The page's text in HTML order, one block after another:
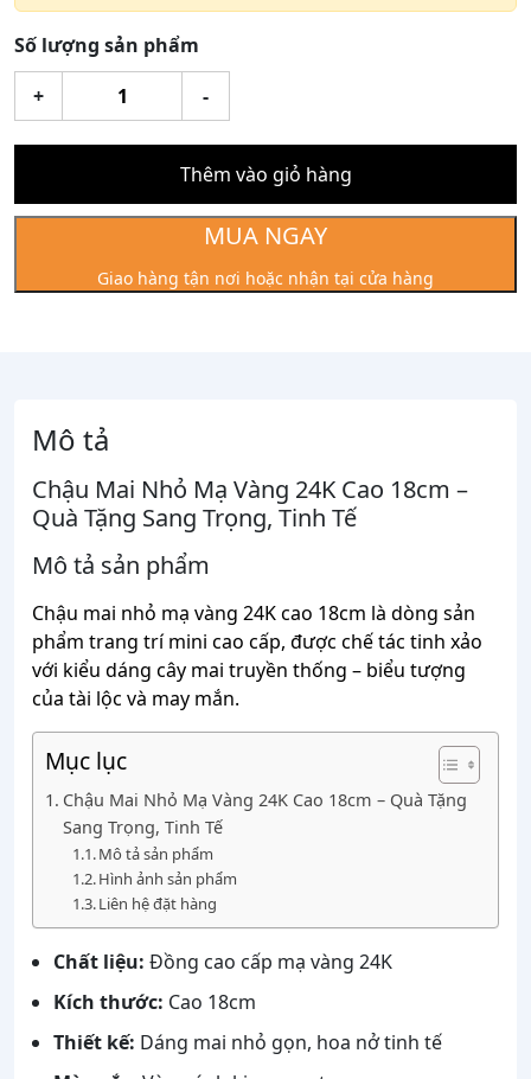
Số lượng sản phẩm
-
Mai
Nhỏ
Vàng
18cm
+
Thêm vào giỏ hàng
MUA NGAY
Giao hàng tận nơi hoặc nhận tại cửa hàng
Mô tả
Chậu Mai Nhỏ Mạ Vàng 24K Cao 18cm –
Quà Tặng Sang Trọng, Tinh Tế
Mô tả sản phẩm
Chậu mai nhỏ mạ vàng 24K cao 18cm là dòng sản
phẩm trang trí mini cao cấp, được chế tác tinh xảo
với kiểu dáng cây mai truyền thống – biểu tượng
của tài lộc và may mắn.
Mục lục
Chậu Mai Nhỏ Mạ Vàng 24K Cao 18cm – Quà Tặng
Sang Trọng, Tinh Tế
Mô tả sản phẩm
Hình ảnh sản phẩm
Liên hệ đặt hàng
Chất liệu: Đồng cao cấp mạ vàng 24K
Kích thước: Cao 18cm
Thiết kế: Dáng mai nhỏ gọn, hoa nở tinh tế